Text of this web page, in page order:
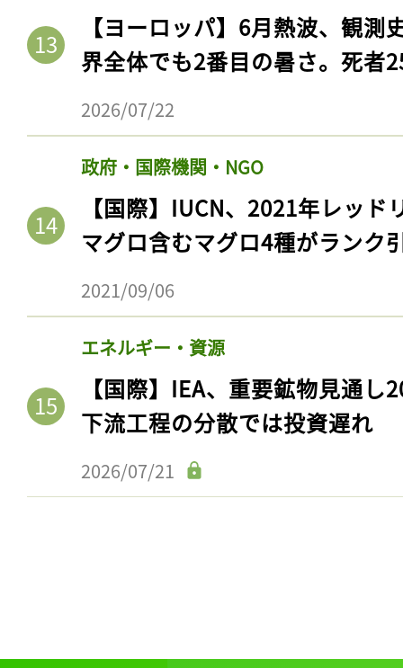
【ヨーロッパ】6月熱波、観
界全体でも2番目の暑さ。死者
2026/07/22
政府・国際機関・NGO
【国際】IUCN、2021年レッ
マグロ含むマグロ4種がランク
2021/09/06
エネルギー・資源
【国際】IEA、重要鉱物見通
下流工程の分散では投資遅れ
2026/07/21